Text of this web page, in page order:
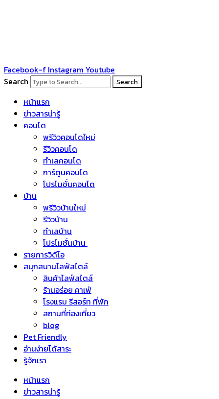
Facebook-f Instagram Youtube
Search
Search
หน้าแรก
ข่าวสารน่ารู้
คอนโด
พรีวิวคอนโดใหม่
รีวิวคอนโด
ทำเลคอนโด
การ์ตูนคอนโด
โปรโมชั่นคอนโด
บ้าน
พรีวิวบ้านใหม่
รีวิวบ้าน
ทำเลบ้าน
โปรโมชั่นบ้าน
รายการวิดีโอ
สนุกสนานไลฟ์สไตล์
สินค้าไลฟ์สไตล์
ร้านอร่อย คาเฟ่
โรงแรม รีสอร์ท ที่พัก
สถานที่ท่องเที่ยว
blog
Pet Friendly
อ่านง่ายได้สาระ
รู้จักเรา
หน้าแรก
ข่าวสารน่ารู้